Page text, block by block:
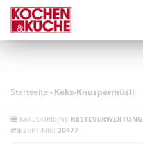
Direkt
zum
Inhalt
Startseite -Keks-Knuspermüsli
KATEGORIE(N): RESTEVERWERTUNG
#REZEPT-NR.: 20477